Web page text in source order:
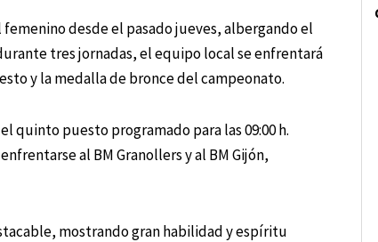
desde el pasado jueves, albergando el
tres jornadas, el equipo local se enfrentará
y la medalla de bronce del campeonato.
quinto puesto programado para las 09:00 h.
al BM Granollers y al BM Gijón,
mostrando gran habilidad y espíritu